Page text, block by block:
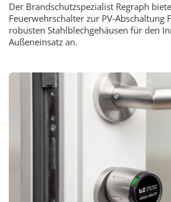
Der Brandschutzspezialist Regraph
Feuerwehrschalter zur PV-Abschaltung
robusten Stahlblechgehäusen für den
Außeneinsatz an.